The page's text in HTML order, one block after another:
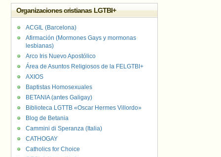
Organizaciones cristianas LGTBI+
ACGIL (Barcelona)
Afirmación (Mormones Gays y mormonas
lesbianas)
Arco Iris Nuevo Apostólico
Área de Asuntos Religiosos de la FELGTBI+
AXIOS
Baptistas Homosexuales
BETANIA (antes Galigay)
Biblioteca LGTTB «Oscar Hermes Villordo»
Blog de Betania
Cammini di Speranza (Italia)
CATHOGAY
Catholics for Choice